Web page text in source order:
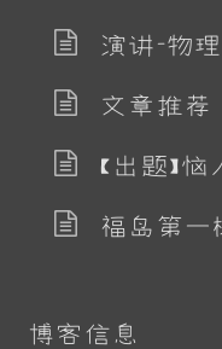
演讲-物
文章推荐
【出题】
福岛第一
博客信息